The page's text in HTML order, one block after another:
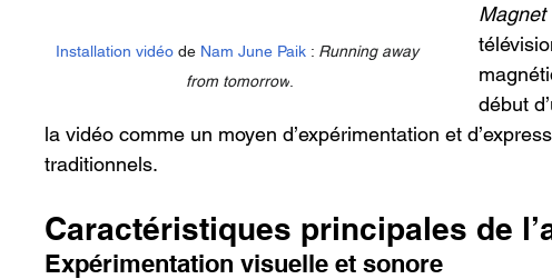
Installation vidéo de Nam June Paik : Running away
from tomorrow.
Magnet
début
la vidéo comme un moyen d’expérimentation et
traditionnels.
Caractéristiques principales de
Expérimentation visuelle et sonore